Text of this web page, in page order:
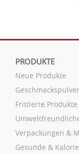
PRODUKTE
Neue Produkte
Geschmackspulver
Frittierte
Verpackungen &
Gesunde &